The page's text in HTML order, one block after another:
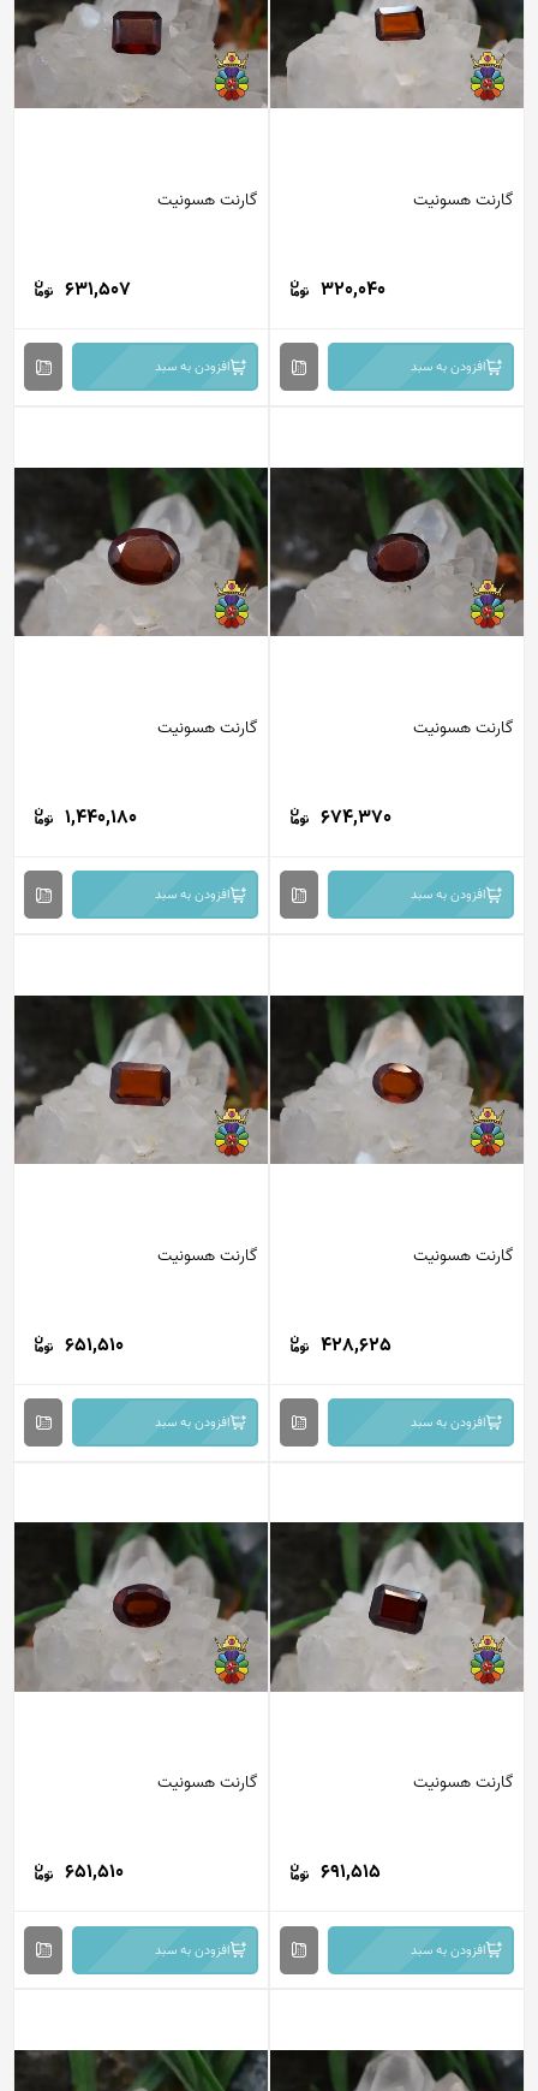
گارنت هسونیت
320,040
افزودن به سبد
گارنت هسونیت
631,507
افزودن به سبد
گارنت هسونیت
674,370
افزودن به سبد
گارنت هسونیت
1,440,180
افزودن به سبد
گارنت هسونیت
428,625
افزودن به سبد
گارنت هسونیت
651,510
افزودن به سبد
گارنت هسونیت
691,515
افزودن به سبد
گارنت هسونیت
651,510
افزودن به سبد